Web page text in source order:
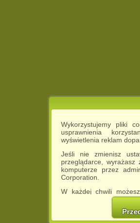
Wykorzystujemy pliki
usprawnienia
wyświetlenia reklam
Jeśli nie zmienisz
przeglądarce,
komputerze przez
Corporation.
W każdej chwili
cookies w swojej
w naszej
http://chomikuj.pl/